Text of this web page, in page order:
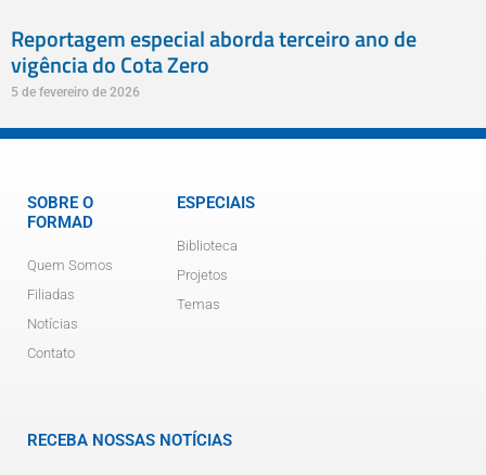
Reportagem especial aborda terceiro ano de
vigência do Cota Zero
5 de fevereiro de 2026
SOBRE O
FORMAD
Quem Somos
Filiadas
Notícias
Contato
ESPECIAIS
Biblioteca
Projetos
Temas
RECEBA NOSSAS NOTÍCIAS